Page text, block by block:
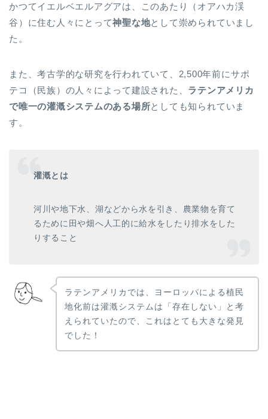
かつてイエルベエルアグアは、このあたり（オアハカ渓
谷）に住む人々にとって神聖な地として崇められていまし
た。
また、考古学的な研究を行われていて、2,500年前にサポ
テコ（民族）の人々によって建設された、 ラテンアメリカ
で唯一の灌漑システムのある場所としても知られていま
す。
灌漑とは
河川や地下水、湖などから水を引き、農業物を育て
るために田や畑へ人工的に給水をしたり排水をした
りすること
ラテンアメリカでは、ヨーロッパによる植民
地化前は灌漑システムは「存在しない」と考
えられていたので、これはとても大きな発見
でした！